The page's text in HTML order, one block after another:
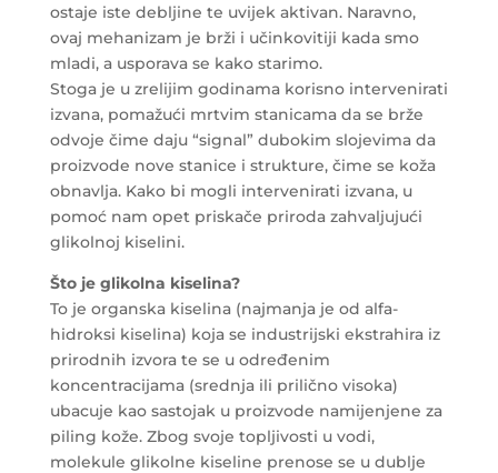
ostaje iste debljine te uvijek aktivan. Naravno,
ovaj mehanizam je brži i učinkovitiji kada smo
mladi, a usporava se kako starimo.
Stoga je u zrelijim godinama korisno intervenirati
izvana, pomažući mrtvim stanicama da se brže
odvoje čime daju “signal” dubokim slojevima da
proizvode nove stanice i strukture, čime se koža
obnavlja. Kako bi mogli intervenirati izvana, u
pomoć nam opet priskače priroda zahvaljujući
glikolnoj kiselini.
Što je glikolna kiselina?
To je organska kiselina (najmanja je od alfa-
hidroksi kiselina) koja se industrijski ekstrahira iz
prirodnih izvora te se u određenim
koncentracijama (srednja ili prilično visoka)
ubacuje kao sastojak u proizvode namijenjene za
piling kože. Zbog svoje topljivosti u vodi,
molekule glikolne kiseline prenose se u dublje